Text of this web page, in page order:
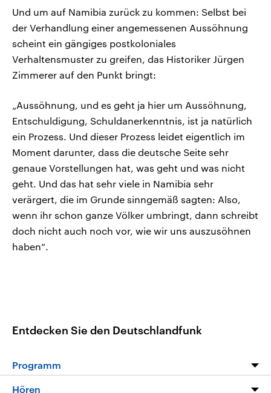
Und um auf Namibia zurück zu kommen: Selbst bei
der Verhandlung einer angemessenen Aussöhnung
scheint ein gängiges postkoloniales
Verhaltensmuster zu greifen, das Historiker Jürgen
Zimmerer auf den Punkt bringt:
„Aussöhnung, und es geht ja hier um Aussöhnung,
Entschuldigung, Schuldanerkenntnis, ist ja natürlich
ein Prozess. Und dieser Prozess leidet eigentlich im
Moment darunter, dass die deutsche Seite sehr
genaue Vorstellungen hat, was geht und was nicht
geht. Und das hat sehr viele in Namibia sehr
verärgert, die im Grunde sinngemäß sagten: Also,
wenn ihr schon ganze Völker umbringt, dann schreibt
doch nicht auch noch vor, wie wir uns auszusöhnen
haben“.
Entdecken Sie den Deutschlandfunk
Programm
Programm
Hören